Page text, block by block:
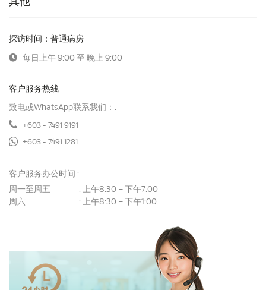
探访时间：普通病房
每日上午 9:00 至 晚上 9:00
客户服务热线
致电或WhatsApp联系我们：:
+603 - 7491 9191
+603 - 7491 1281
客户服务办公时间 :
周一至周五
: 上午8:30 – 下午7:00
周六
: 上午8:30 – 下午1:00